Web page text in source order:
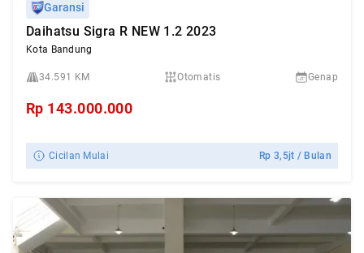
Garansi
Daihatsu Sigra R NEW 1.2 2023
Kota Bandung
34.591 KM Otomatis Genap
Rp 143.000.000
Cicilan Mulai Rp3,5jt / Bulan